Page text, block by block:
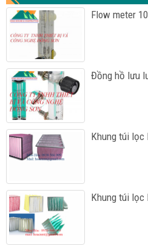
Flow meter
Đồng hồ lưu
Khung túi lọc
Khung túi lọc